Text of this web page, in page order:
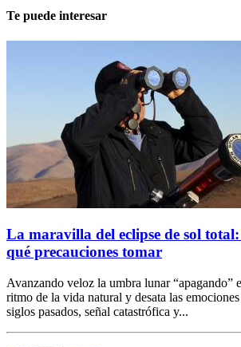
Te puede interesar
La maravilla del eclipse de sol
qué precauciones tomar
Avanzando veloz la umbra lunar “apagando”
ritmo de la vida natural y desata las
siglos pasados, señal catastrófica y...